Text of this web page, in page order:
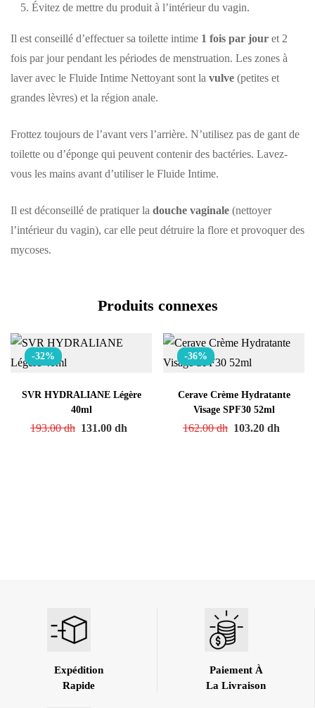
Évitez de mettre du produit à l’intérieur du vagin.
Il est conseillé d’effectuer sa toilette intime 1 fois par jour et 2
fois par jour pendant les périodes de menstruation. Les zones à
laver avec le Fluide Intime Nettoyant sont la vulve (petites et
grandes lèvres) et la région anale.
Frottez toujours de l’avant vers l’arrière. N’utilisez pas de gant de
toilette ou d’éponge qui peuvent contenir des bactéries. Lavez-
vous les mains avant d’utiliser le Fluide Intime.
Il est déconseillé de pratiquer la douche vaginale (nettoyer
l’intérieur du vagin), car elle peut détruire la flore et provoquer des
mycoses.
Produits connexes
-32%
SVR HYDRALIANE Légère
40ml
193.00dh 131.00 dh
-36%
Cerave Crème Hydratante
Visage SPF30 52ml
162.00dh 103.20 dh
Paiement À
La Livraison
Expédition
Rapide